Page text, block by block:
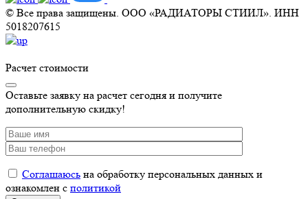
© Все права защищены. ООО «РАДИАТОРЫ СТИИЛ». ИНН
5018207615
Расчет стоимости
Оставьте заявку на расчет сегодня и получите
дополнительную скидку!
Соглашаюсь на обработку персональных данных и
ознакомлен с политикой